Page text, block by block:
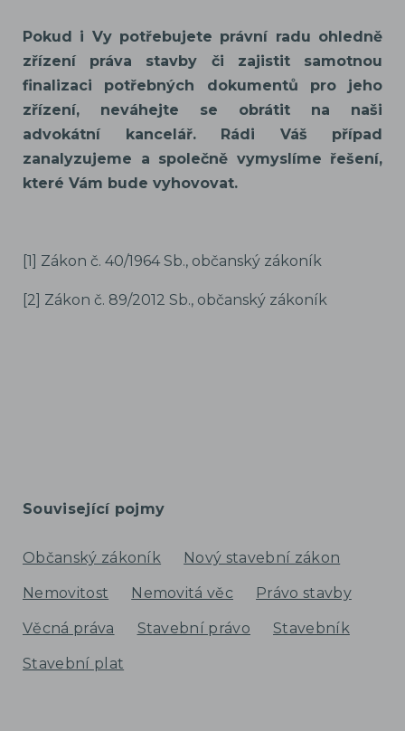
Pokud i Vy potřebujete právní radu ohledně
zřízení práva stavby či zajistit samotnou
finalizaci potřebných dokumentů pro jeho
zřízení, neváhejte se obrátit na naši
advokátní kancelář. Rádi Váš případ
zanalyzujeme a společně vymyslíme řešení,
které Vám bude vyhovovat.
[1] Zákon č. 40/1964 Sb., občanský zákoník
[2] Zákon č. 89/2012 Sb., občanský zákoník
Související pojmy
Občanský zákoník Nový stavební zákon
Nemovitost Nemovitá věc Právo stavby
Věcná práva Stavební právo Stavebník
Stavební plat